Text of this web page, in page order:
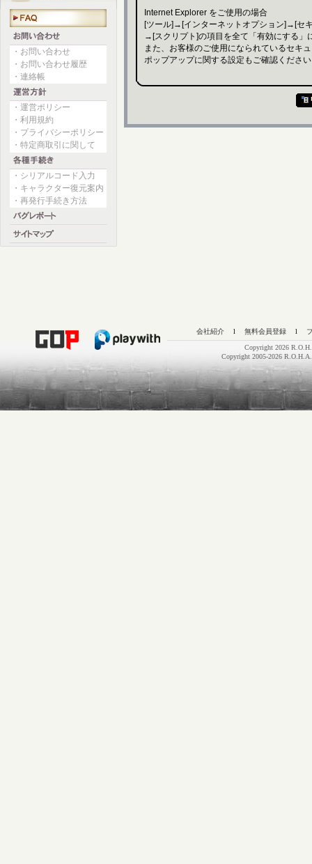
・お問い合わせ
・お問い合わせ履歴
・連絡帳
・運営ポリシー
・利用規約
・プライバシーポリシー
・特定商取引に関して
・シリアルコード入力
・キャラクター復元案内
・再発行手続き方法
Internet Explorer をご使用の場合
[ツール]→[インターネットオプション]→[セ
→[スクリプト]の項目を全て「有効にする」
また、お客様のご使用になられているセキ
ポップアップに関する設定もご確認くださ
会社紹介 l 無料会員登録 l
Copyright 2026
Copyright 2005-2026